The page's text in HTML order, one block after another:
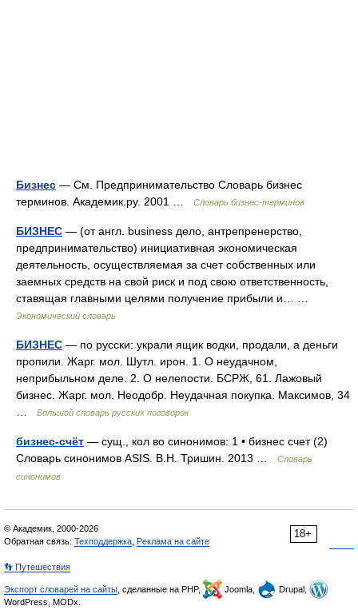
Бизнес — См. Предпринимательство Словарь бизнес
терминов. Академик.ру. 2001 …
Словарь бизнес-терминов
БИЗНЕС — (от англ. business дело, антрепренерство,
предпринимательство) инициативная экономическая
деятельность, осуществляемая за счет собственных или
заемных средств на свой риск и под свою ответственность,
ставящая главными целями получение прибыли и… …
Экономический словарь
БИЗНЕС — по русски: украли ящик водки, продали, а деньги
пропили. Жарг. мол. Шутл. ирон. 1. О неудачном,
неприбыльном деле. 2. О нелепости. БСРЖ, 61. Лажовый
бизнес. Жарг. мол. Неодобр. Неудачная покупка. Максимов, 34
Большой словарь русских поговорок
бизнес-счёт — сущ., кол во синонимов: 1 • бизнес счет (2)
Словарь синонимов ASIS. В.Н. Тришин. 2013 …
Словарь
синонимов
18+
© Академик, 2000-2026
Обратная связь: Техподдержка Реклама на сайте
👣 Путешествия
Экспорт словарей на сайты , сделанные на PHP, Joomla,
Drupal,
WordPress, MODx.